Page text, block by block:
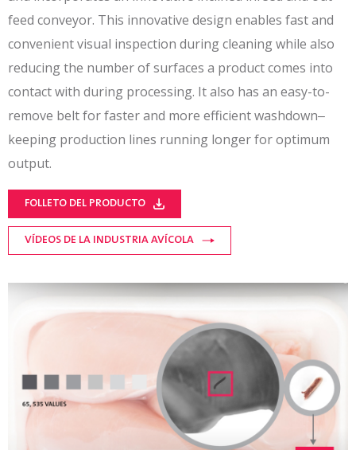
feed conveyor. This innovative design enables fast and
convenient visual inspection during cleaning while also
reducing the number of surfaces a product comes into
contact with during processing. It also has an easy-to-
remove belt for faster and more efficient washdown‒
keeping production lines running longer for optimum
output.
FOLLETO DEL PRODUCTO
VÍDEOS DE LA INDUSTRIA AVÍCOLA